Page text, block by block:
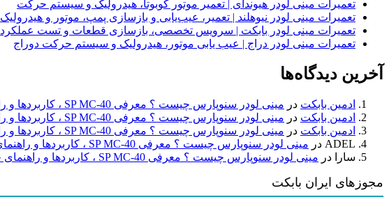
تعمیرات مینی لودر هیوندای | تعمیر موتور کوبوتا، هیدرولیک و سیستم حرکت
تعمیرات مینی لودر نیوهلند | تعمیر، عیب‌یابی و بازسازی پمپ، موتور و هیدرولیک
تعمیرات مینی لودر بابکت | سرویس تخصصی، بازسازی قطعات و تست عملکرد
تعمیرات مینی لودر دراج | عیب یابی موتور، هیدرولیک و سیستم حرکت دوراج
آخرین دیدگاه‌ها
ادمین بابکت در مینی لودر سنوپارس چیست ؟ معرفی SP MC-40 ، کاربردها و راهنمای خرید
ادمین بابکت در مینی لودر سنوپارس چیست ؟ معرفی SP MC-40 ، کاربردها و راهنمای خرید
ادمین بابکت در مینی لودر سنوپارس چیست ؟ معرفی SP MC-40 ، کاربردها و راهنمای خرید
ADEL در مینی لودر سنوپارس چیست ؟ معرفی SP MC-40 ، کاربردها و راهنمای خرید
سارا
در مینی لودر سنوپارس چیست ؟ معرفی SP MC-40 ، کاربردها و راهنمای خرید
مجوزهای ایران بابکت